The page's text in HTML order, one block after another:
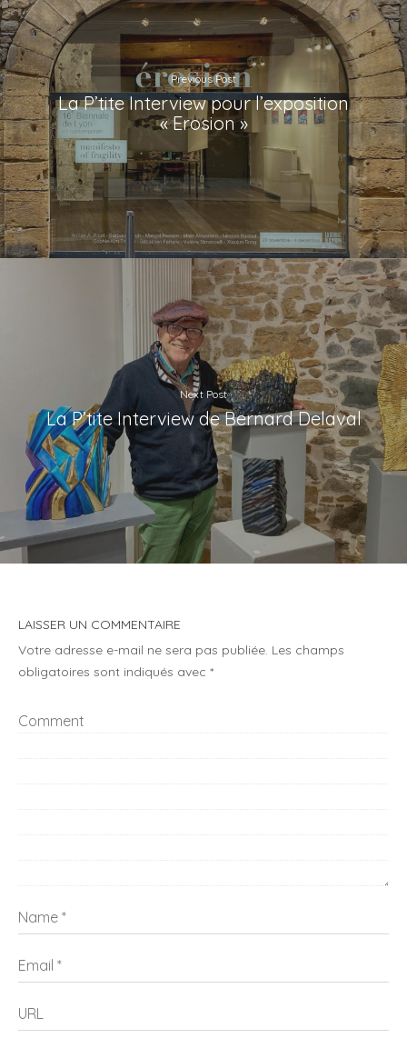
Previous Post
La P’tite Interview pour l’exposition
« Erosion »
Next Post
La P’tite Interview de Bernard Delaval
LAISSER UN COMMENTAIRE
Votre adresse e-mail ne sera pas publiée. Les champs
obligatoires sont indiqués avec *
Comment
Name
Email
URL